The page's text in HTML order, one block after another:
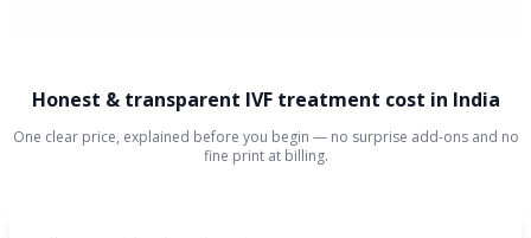
Honest & transparent IVF treatment cost in India
One clear price, explained before you begin — no surprise add-ons and no
fine print at billing.